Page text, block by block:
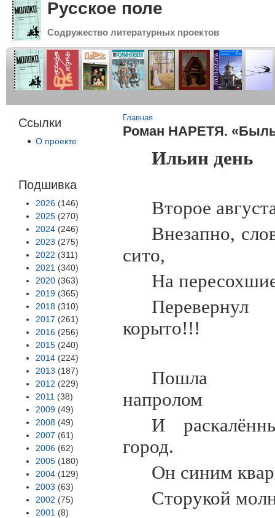
Русское поле
Содружество литературных проектов
Ссылки
О проекте
Подшивка
2026 (146)
2025 (270)
2024 (246)
2023 (275)
2022 (311)
2021 (340)
2020 (363)
2019 (365)
2018 (310)
2017 (261)
2016 (256)
2015 (240)
2014 (224)
2013 (187)
2012 (229)
2011 (38)
2009 (49)
2008 (49)
2007 (61)
2006 (62)
2005 (180)
2004 (129)
2003 (63)
2002 (75)
2001 (8)
Вы здесь
Главная
Роман НАРЕТЯ.
Ильин день
Второе
Внезапно,
сито,
На
Перевернул
корыто!!!
Пошла
напролом
И
город.
Он синим
Сторукой